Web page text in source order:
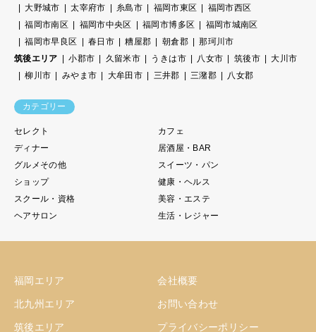
大野城市
太宰府市 糸島市 福岡市東区
福岡市西区
福岡市南区
福岡市中央区 福岡市博多区
福岡市城南区
福岡市早良区
春日市 糟屋郡 朝倉郡
那珂川市
筑後エリア
小郡市 久留米市 うきは市 八女市 筑後市
大川市
柳川市
みやま市 大牟田市 三井郡 三潴郡 八女郡
カテゴリー
セレクト
カフェ
ディナー
居酒屋・BAR
グルメその他
スイーツ・パン
ショップ
健康・ヘルス
スクール・資格
美容・エステ
ヘアサロン
生活・レジャー
福岡エリア
北九州エリア
筑後エリア
会社概要
お問い合わせ
プライバシーポリシー